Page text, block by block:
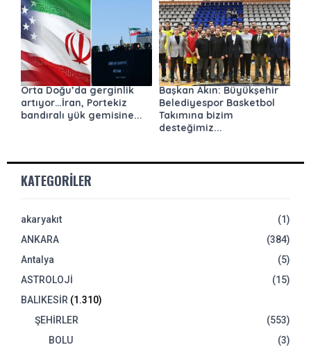
Orta Doğu’da gerginlik
artıyor…İran, Portekiz
bandıralı yük gemisine...
Başkan Akın: Büyükşehir
Belediyespor Basketbol
Takımına bizim
desteğimiz...
KATEGORILER
akaryakıt
(1)
ANKARA
(384)
Antalya
(5)
ASTROLOJİ
(15)
BALIKESİR (1.310)
ŞEHİRLER
(553)
BOLU
(3)